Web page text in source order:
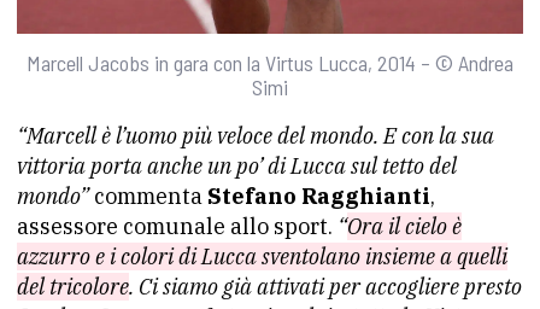
Marcell Jacobs in gara con la Virtus Lucca, 2014 – © Andrea
Simi
“Marcell è l’uomo più veloce del mondo. E con la sua
vittoria porta anche un po’ di Lucca sul tetto del
mondo”commenta Stefano Ragghianti,
assessore comunale allo sport. “Ora il cielo è
azzurro e i colori di Lucca sventolano insieme a quelli
del tricolore. Ci siamo già attivati per accogliere presto